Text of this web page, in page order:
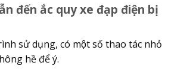
đến ắc quy xe đạp điện bị
sử dụng, có một số thao tác nhỏ
hề để ý.